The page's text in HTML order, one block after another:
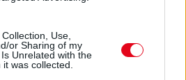
Use,
or Sharing of my
Unrelated with the
was collected.
a szervezeted fontos dologra